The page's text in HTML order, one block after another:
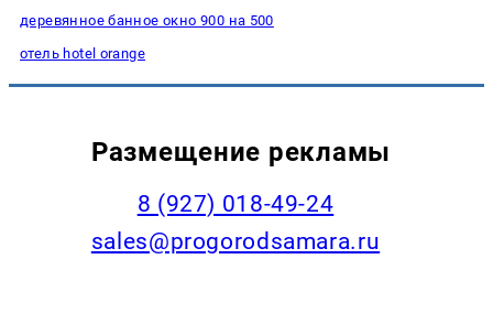
деревянное банное окно 900 на 500
отель hotel orange
Размещение рекламы
8 (927) 018-49-24
sales@progorodsamara.ru